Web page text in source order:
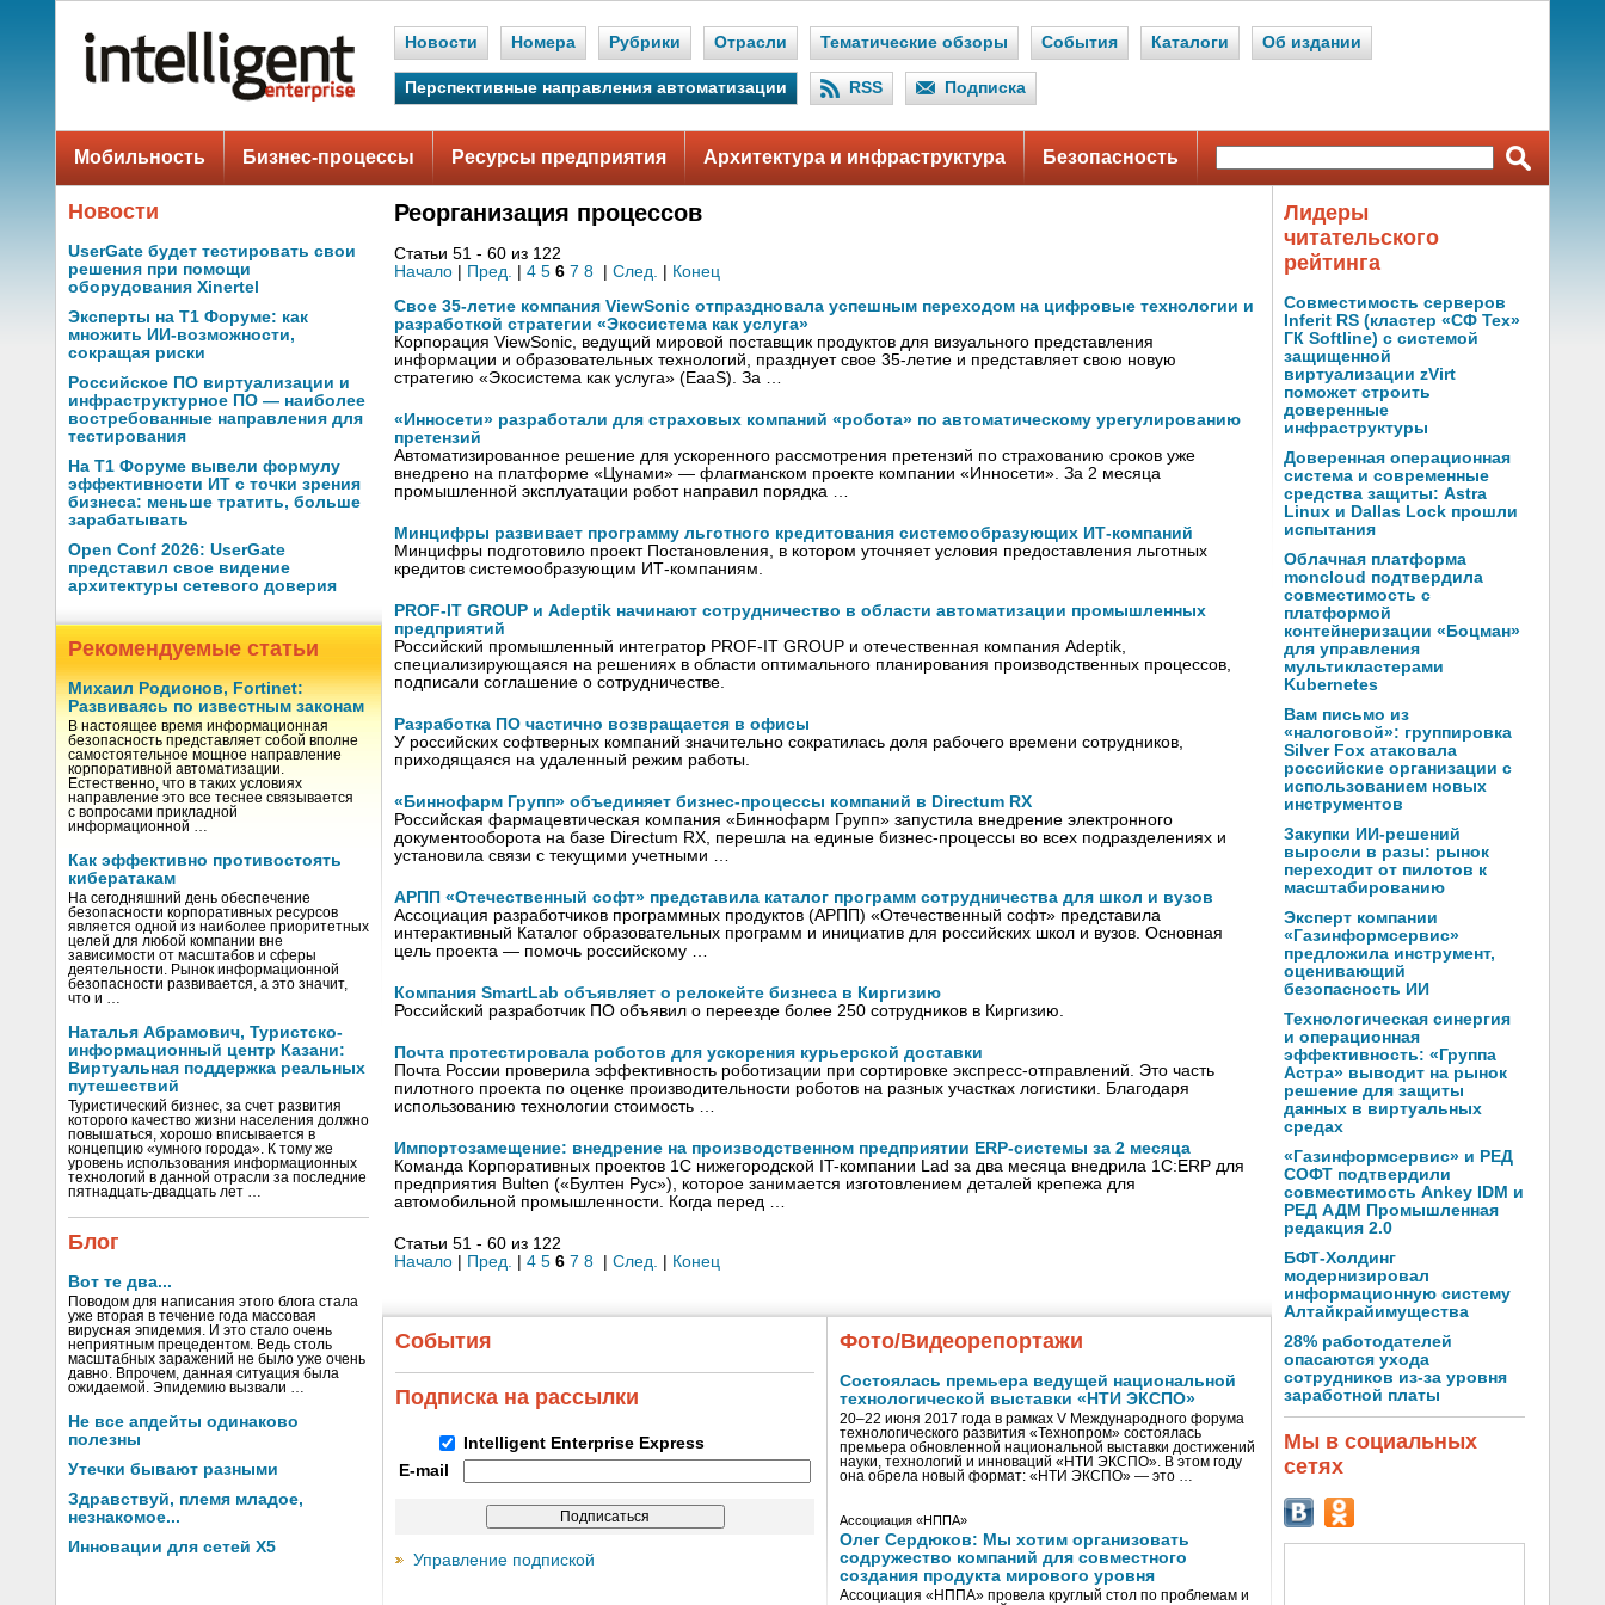
Новости Номера Рубрики Отрасли Тематические обзоры События Каталоги Об издании
Перспективные направления автоматизации RSS Подписка
Мобильность Бизнес-процессы Ресурсы предприятия Архитектура и инфраструктура Безопасность
Новости
UserGate будет тестировать свои
решения при помощи
оборудования Xinertel
Эксперты на Т1 Форуме: как
множить ИИ-возможности,
сокращая риски
Российское ПО виртуализации и
инфраструктурное ПО — наиболее
востребованные направления для
тестирования
На Т1 Форуме вывели формулу
эффективности ИТ с точки зрения
бизнеса: меньше тратить, больше
зарабатывать
Open Conf 2026: UserGate
представил свое видение
архитектуры сетевого доверия
Рекомендуемые статьи
Михаил Родионов, Fortinet:
Развиваясь по известным законам
В настоящее время информационная
безопасность представляет собой вполне
самостоятельное мощное направление
корпоративной автоматизации.
Естественно, что в таких условиях
направление это все теснее связывается
с вопросами прикладной
информационной …
Как эффективно противостоять
кибератакам
На сегодняшний день обеспечение
безопасности корпоративных ресурсов
является одной из наиболее приоритетных
целей для любой компании вне
зависимости от масштабов и сферы
деятельности. Рынок информационной
безопасности развивается, а это значит,
что и …
Наталья Абрамович, Туристско-
информационный центр Казани:
Виртуальная поддержка реальных
путешествий
Туристический бизнес, за счет развития
которого качество жизни населения должно
повышаться, хорошо вписывается в
концепцию «умного города». К тому же
уровень использования информационных
технологий в данной отрасли за последние
пятнадцать-двадцать лет …
Блог
Вот те два...
Поводом для написания этого блога стала
уже вторая в течение года массовая
вирусная эпидемия. И это стало очень
неприятным прецедентом. Ведь столь
масштабных заражений не было уже очень
давно. Впрочем, данная ситуация была
ожидаемой. Эпидемию вызвали …
Не все апдейты одинаково
полезны
Утечки бывают разными
Здравствуй, племя младое,
незнакомое...
Инновации для сетей X5
Реорганизация процессов
Статьи 51 - 60 из 122
Начало
Пред. 4 5 6 7 8 След.
Конец
Свое 35-летие компания ViewSonic отпраздновала успешным переходом на цифровые технологии и
разработкой стратегии «Экосистема как услуга»
Корпорация ViewSonic, ведущий мировой поставщик продуктов для визуального представления
информации и образовательных технологий, празднует свое 35-летие и представляет свою новую
стратегию «Экосистема как услуга» (EaaS). За …
«Инносети» разработали для страховых компаний «робота» по автоматическому урегулированию
претензий
Автоматизированное решение для ускоренного рассмотрения претензий по страхованию сроков уже
внедрено на платформе «Цунами» — флагманском проекте компании «Инносети». За 2 месяца
промышленной эксплуатации робот направил порядка …
Минцифры развивает программу льготного кредитования системообразующих ИТ-компаний
Минцифры подготовило проект Постановления, в котором уточняет условия предоставления льготных
кредитов системообразующим ИТ-компаниям.
PROF-IT GROUP и Adeptik начинают сотрудничество в области автоматизации промышленных
предприятий
Российский промышленный интегратор PROF-IT GROUP и отечественная компания Adeptik,
специализирующаяся на решениях в области оптимального планирования производственных процессов,
подписали соглашение о сотрудничестве.
Разработка ПО частично возвращается в офисы
У российских софтверных компаний значительно сократилась доля рабочего времени сотрудников,
приходящаяся на удаленный режим работы.
«Биннофарм Групп» объединяет бизнес-процессы компаний в Directum RX
Российская фармацевтическая компания «Биннофарм Групп» запустила внедрение электронного
документооборота на базе Directum RX, перешла на единые бизнес-процессы во всех подразделениях и
установила связи с текущими учетными …
АРПП «Отечественный софт» представила каталог программ сотрудничества для школ и вузов
Ассоциация разработчиков программных продуктов (АРПП) «Отечественный софт» представила
интерактивный Каталог образовательных программ и инициатив для российских школ и вузов. Основная
цель проекта — помочь российскому …
Компания SmartLab объявляет о релокейте бизнеса в Киргизию
Российский разработчик ПО объявил о переезде более 250 сотрудников в Киргизию.
Почта протестировала роботов для ускорения курьерской доставки
Почта России проверила эффективность роботизации при сортировке экспресс-отправлений. Это часть
пилотного проекта по оценке производительности роботов на разных участках логистики. Благодаря
использованию технологии стоимость …
Импортозамещение: внедрение на производственном предприятии ERP-системы за 2 месяца
Команда Корпоративных проектов 1С нижегородской IT-компании Lad за два месяца внедрила 1С:ERP для
предприятия Bulten («Бултен Рус»), которое занимается изготовлением деталей крепежа для
автомобильной промышленности. Когда перед …
Статьи 51 - 60 из 122
Начало | Пред. | 4 5 6 7 8 | След. | Конец
События
Подписка на рассылки
Intelligent Enterprise Express
E-mail
Управление подпиской
Фото/Видеорепортажи
Состоялась премьера ведущей национальной
технологической выставки «НТИ ЭКСПО»
20–22 июня 2017 года в рамках V Международного форума
технологического развития «Технопром» состоялась
премьера обновленной национальной выставки достижений
науки, технологий и инноваций «НТИ ЭКСПО». В этом году
она обрела новый формат: «НТИ ЭКСПО» — это …
Ассоциация «НППА»
Олег Сердюков: Мы хотим организовать
содружество компаний для совместного
создания продукта мирового уровня
Ассоциация «НППА» провела круглый стол по проблемам и
Лидеры
читательского
рейтинга
Совместимость серверов
Inferit RS (кластер «СФ Тех»
ГК Softline) с системой
защищенной
виртуализации zVirt
поможет строить
доверенные
инфраструктуры
Доверенная операционная
система и современные
средства защиты: Astra
Linux и Dallas Lock прошли
испытания
Облачная платформа
moncloud подтвердила
совместимость с
платформой
контейнеризации «Боцман»
для управления
мультикластерами
Kubernetes
Вам письмо из
«налоговой»: группировка
Silver Fox атаковала
российские организации с
использованием новых
инструментов
Закупки ИИ-решений
выросли в разы: рынок
переходит от пилотов к
масштабированию
Эксперт компании
«Газинформсервис»
предложила инструмент,
оценивающий
безопасность ИИ
Технологическая синергия
и операционная
эффективность: «Группа
Астра» выводит на рынок
решение для защиты
данных в виртуальных
средах
«Газинформсервис» и РЕД
СОФТ подтвердили
совместимость Ankey IDM и
РЕД АДМ Промышленная
редакция 2.0
БФТ-Холдинг
модернизировал
информационную систему
Алтайкрайимущества
28% работодателей
опасаются ухода
сотрудников из-за уровня
заработной платы
Мы в социальных
сетях